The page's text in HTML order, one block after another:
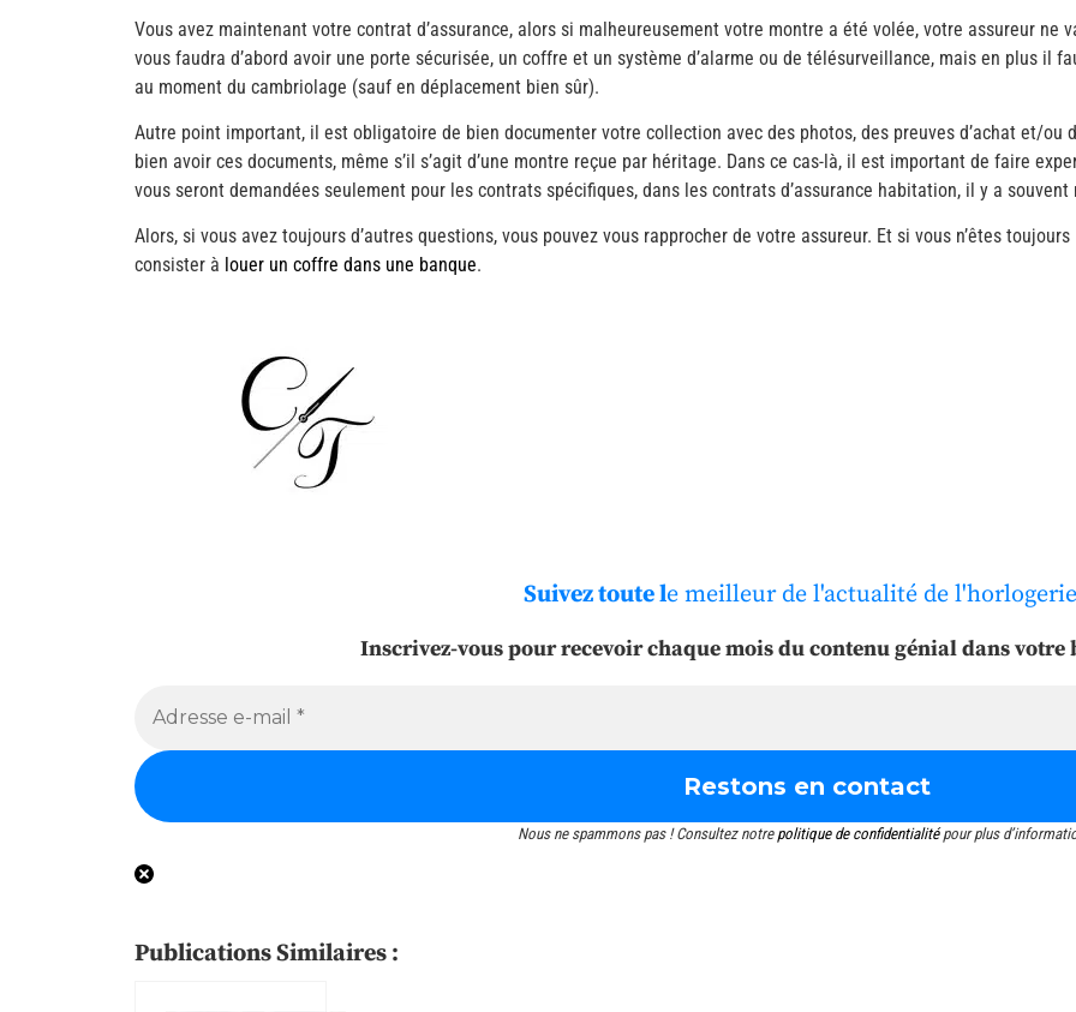
Vous avez maintenant votre contrat d’assurance, alors si malheureusement votre montre a été volée, votre assureur ne
vous faudra d’abord avoir une porte sécurisée, un coffre et un système d’alarme ou de télésurveillance, mais en plus il
au moment du cambriolage (sauf en déplacement bien sûr).
Autre point important, il est obligatoire de bien documenter votre collection avec des photos, des preuves d’achat et/ou
bien avoir ces documents, même s’il s’agit d’une montre reçue par héritage. Dans ce cas-là, il est important de faire
vous seront demandées seulement pour les contrats spécifiques, dans les contrats d’assurance habitation, il y a
Alors, si vous avez toujours d’autres questions, vous pouvez vous rapprocher de votre assureur. Et si vous n’êtes
consister à louer un coffre dans une banque.
Suivez toute le meilleur de l'actualité de
Inscrivez-vous pour recevoir chaque mois du contenu génial dans votre
Nous ne spammons pas ! Consultez notre politique de confidentialitépour plus
Publications Similaires :